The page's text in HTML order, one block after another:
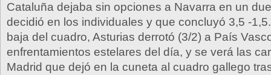
Cataluña dejaba sin opciones a Navarra en un
decidió en los individuales y que concluyó 3,5 -
baja del cuadro, Asturias derrotó (3/2) a País
enfrentamientos estelares del día, y se verá las
Madrid que dejó en la cuneta al cuadro gallego